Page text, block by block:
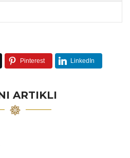
Pinterest LinkedIn
ARTIKLI